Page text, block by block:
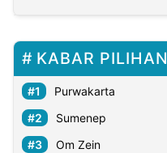
KABAR PILIHAN
Purwakarta
Sumenep
Om Zein